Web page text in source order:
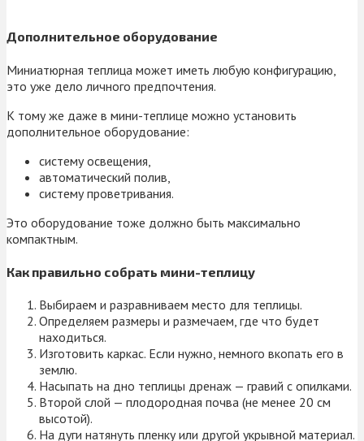
Дополнительное оборудование
Миниатюрная теплица может иметь любую конфигурацию,
это уже дело личного предпочтения.
К тому же даже в мини-теплице можно установить
дополнительное оборудование:
систему освещения,
автоматический полив,
систему проветривания.
Это оборудование тоже должно быть максимально
компактным.
Как правильно собрать мини-теплицу
Выбираем и разравниваем место для теплицы.
Определяем размеры и размечаем, где что будет
находиться.
Изготовить каркас. Если нужно, немного вкопать его в
землю.
Насыпать на дно теплицы дренаж — гравий с опилками.
Второй слой — плодородная почва (не менее 20 см
высотой).
На дуги натянуть пленку или другой укрывной материал.